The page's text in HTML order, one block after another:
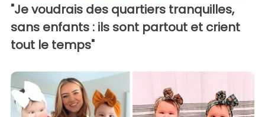
"Je voudrais des quartiers tranquilles,
sans enfants : ils sont partout et crient
tout le temps"